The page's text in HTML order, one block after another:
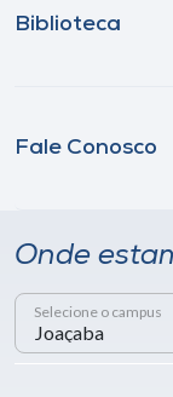
Biblioteca
Fale Conosco
Onde
Selecione o campus